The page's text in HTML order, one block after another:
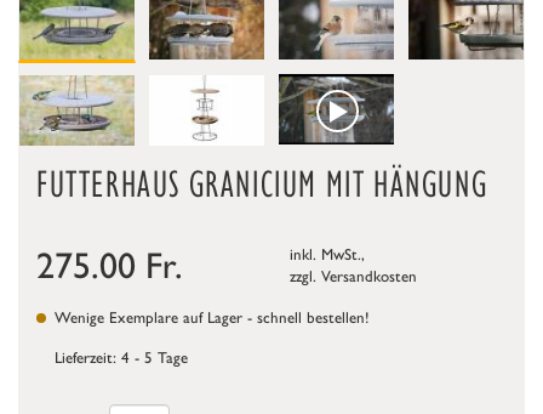
FUTTERHAUS GRANICIUM MIT HÄNGUNG
275.00 Fr.
inkl. MwSt.,
zzgl. Versandkosten
Wenige Exemplare auf Lager - schnell bestellen!
Lieferzeit: 4 - 5 Tage